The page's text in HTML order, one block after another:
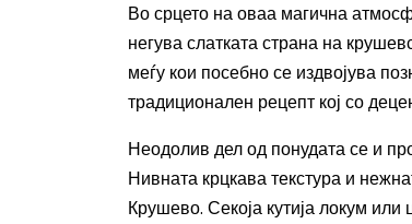
Во срцето на оваа магична
негува слатката страна на
меѓу кои посебно се издвојува
традиционален рецепт кој со
Неодолив дел од понудата се и
Нивната крцкава текстура и
Крушево. Секоја кутија локум